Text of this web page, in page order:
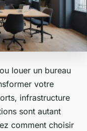
louer un bureau
votre
infrastructure
sont autant
comment choisir